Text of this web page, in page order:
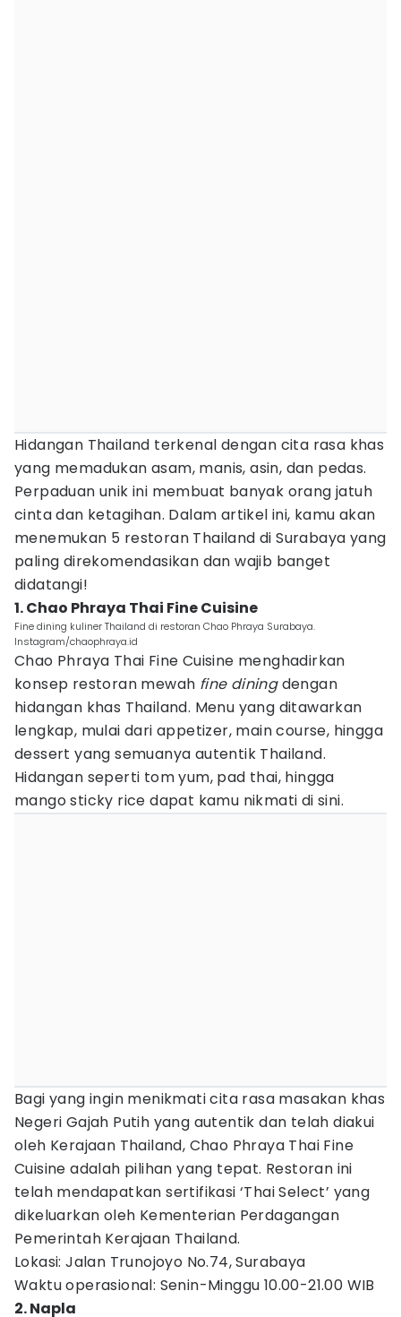
Hidangan Thailand terkenal dengan cita rasa khas
yang memadukan asam, manis, asin, dan pedas.
Perpaduan unik ini membuat banyak orang jatuh
cinta dan ketagihan. Dalam artikel ini, kamu akan
menemukan 5 restoran Thailand di Surabaya yang
paling direkomendasikan dan wajib banget
didatangi!
1. Chao Phraya Thai Fine Cuisine
Fine dining kuliner Thailand di restoran Chao Phraya Surabaya.
Instagram/chaophraya.id
Chao Phraya Thai Fine Cuisine menghadirkan
konsep restoran mewah fine diningdengan
hidangan khas Thailand. Menu yang ditawarkan
lengkap, mulai dari appetizer, main course, hingga
dessert yang semuanya autentik Thailand.
Hidangan seperti tom yum, pad thai, hingga
mango sticky rice dapat kamu nikmati di sini.
Bagi yang ingin menikmati cita rasa masakan khas
Negeri Gajah Putih yang autentik dan telah diakui
oleh Kerajaan Thailand, Chao Phraya Thai Fine
Cuisine adalah pilihan yang tepat. Restoran ini
telah mendapatkan sertifikasi ‘Thai Select’ yang
dikeluarkan oleh Kementerian Perdagangan
Pemerintah Kerajaan Thailand.
Lokasi: Jalan Trunojoyo No.74, Surabaya
Waktu operasional: Senin-Minggu 10.00-21.00 WIB
2. Napla